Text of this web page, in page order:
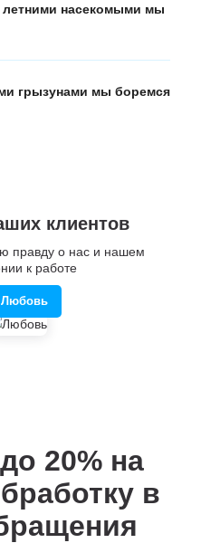
летними насекомыми мы
грызунами мы боремся
клиентов
правду о нас и нашем
к работе
Любовь
20% на
в